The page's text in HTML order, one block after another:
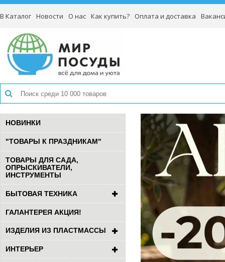
В Каталог Новости О нас Как купить? Оплата и доставка
НОВИНКИ
"ТОВАРЫ К ПРАЗДНИКАМ"
ТОВАРЫ ДЛЯ САДА,
ОПРЫСКИВАТЕЛИ,
ИНСТРУМЕНТЫ
БЫТОВАЯ ТЕХНИКА
ГАЛАНТЕРЕЯ АКЦИЯ!
ИЗДЕЛИЯ ИЗ ПЛАСТМАССЫ
ИНТЕРЬЕР